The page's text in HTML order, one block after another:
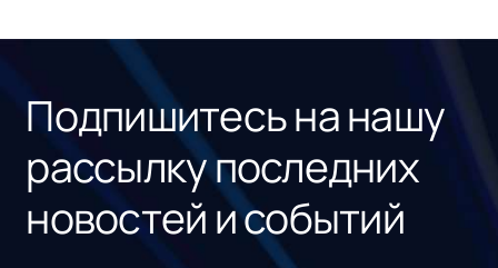
Подпишитесь на нашу
рассылку последних
новостей и событий